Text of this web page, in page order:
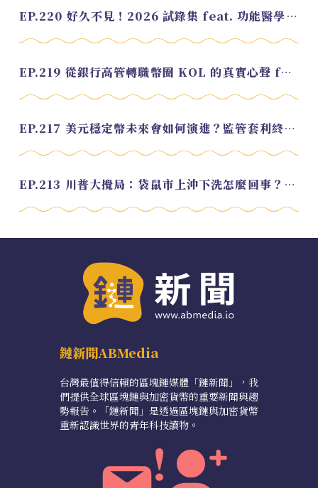
EP.220 好久不見！2026 試錄集 feat. 功能醫學營養師 美寶
EP.219 從銀行高管轉職幣圈 KOL 的真實心聲 feat.龜大
EP.217 美元穩定幣未來會如何演進？監管套利終將收斂？feat. 研究員 余哲安
EP.213 川普大攪局：袋鼠市上沖下洗怎麼回事？feat. Alvin
鏈新聞ABMedia
台灣最值得信賴的區塊鏈媒體「鏈新聞」，我
們提供全球區塊鏈與加密貨幣的重要新聞與趨
勢報告。「鏈新聞」是透過區塊鏈與加密貨幣
重新認識世界的青年科技讀物。